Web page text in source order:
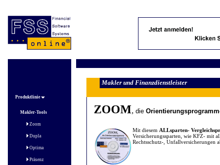
Produktlinie
Makler-Tools
Zoom
Dupla
Optima
Präsenz
Makler und Finanzdienstleister
ZOOM, die
Mit diesem ALLsparten-
Versicherungssparten, wie KFZ- mit
Rechtsschutz-, Unfallversicherungen